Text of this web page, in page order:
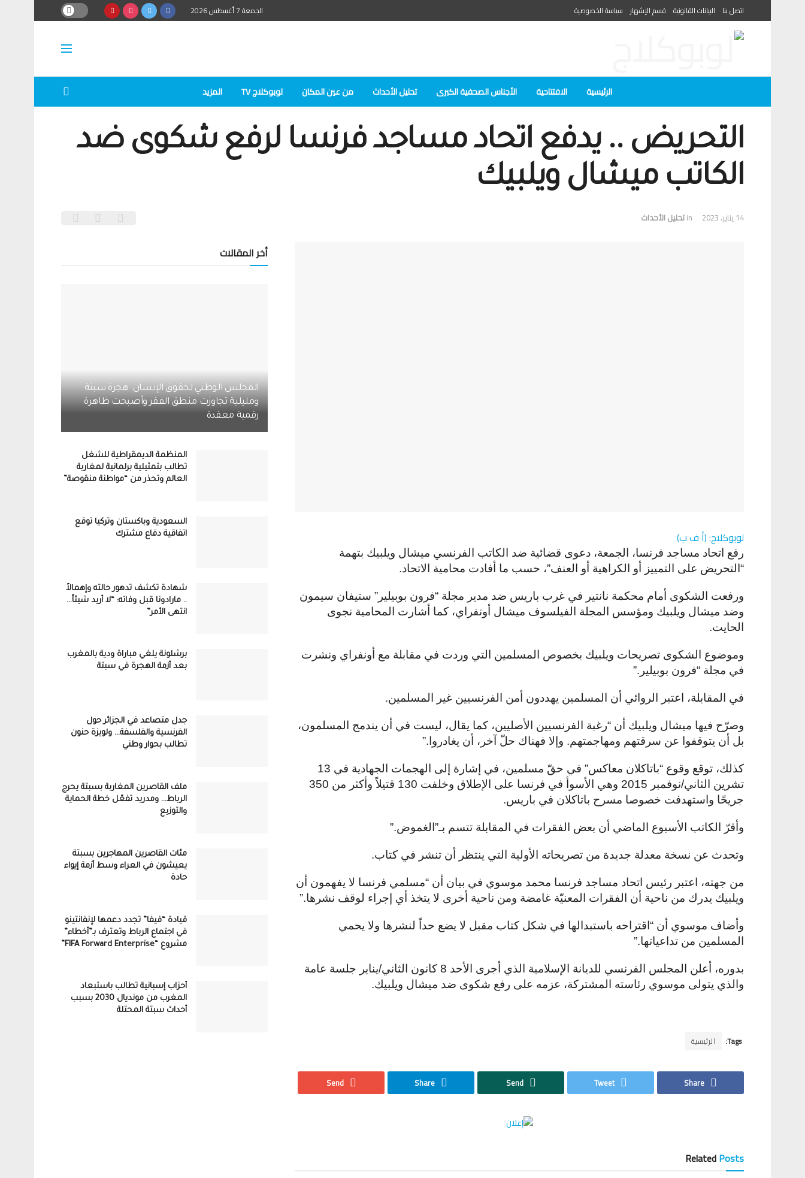
اتصل بنا البيانات القانونية قسم الإشهار سياسة الخصوصية الجمعة 7 أغسطس 2026
الرئيسية الافتتاحية الأجناس الصحفية الكبرى تحلیل الأحداث من عين المكان لوبوكلاج TV المزيد
التحريض .. يدفع اتحاد مساجد فرنسا لرفع شكوى ضد
الكاتب ميشال ويلبيك
14 يناير، 2023 inتحلیل الأحداث
لوبوكلاج: (أ ف ب)
رفع اتحاد مساجد فرنسا، الجمعة، دعوى قضائية ضد الكاتب الفرنسي ميشال ويلبيك بتهمة
“التحريض على التمييز أو الكراهية أو العنف”، حسب ما أفادت محامية الاتحاد.
ورفعت الشكوى أمام محكمة نانتير في غرب باريس ضد مدير مجلة “فرون بوبيلير” ستيفان سيمون
وضد ميشال ويلبيك ومؤسس المجلة الفيلسوف ميشال أونفراي، كما أشارت المحامية نجوى
الحايت.
وموضوع الشكوى تصريحات ويلبيك بخصوص المسلمين التي وردت في مقابلة مع أونفراي ونشرت
في مجلة “فرون بوبيلير ”.
في المقابلة، اعتبر الروائي أن المسلمين يهددون أمن الفرنسيين غير المسلمين.
وصرّح فيها ميشال ويلبيك أن “رغبة الفرنسيين الأصليين، كما يقال، ليست في أن يندمج المسلمون،
بل أن يتوقفوا عن سرقتهم ومهاجمتهم. وإلا فهناك حلّ آخر، أن يغادروا ”.
كذلك، توقع وقوع “باتاكلان معاكس” في حقّ مسلمين، في إشارة إلى الهجمات الجهادية في 13
تشرين الثاني/نوفمبر 2015 وهي الأسوأ في فرنسا على الإطلاق وخلفت 130 قتيلاً وأكثر من 350
جريحًا واستهدفت خصوصا مسرح باتاكلان في باريس.
وأقرّ الكاتب الأسبوع الماضي أن بعض الفقرات في المقابلة تتسم بـ”الغموض”.
وتحدث عن نسخة معدلة جديدة من تصريحاته الأولية التي ينتظر أن تنشر في كتاب.
من جهته، اعتبر رئيس اتحاد مساجد فرنسا محمد موسوي في بيان أن “مسلمي فرنسا لا يفهمون أن
ويلبيك يدرك من ناحية أن الفقرات المعنيّة غامضة ومن ناحية أخرى لا يتخذ أي إجراء لوقف نشرها”.
وأضاف موسوي أن “اقتراحه باستبدالها في شكل كتاب مقبل لا يضع حداً لنشرها ولا يحمي
المسلمين من تداعياتها”.
بدوره، أعلن المجلس الفرنسي للديانة الإسلامية الذي أجرى الأحد 8 كانون الثاني/يناير جلسة عامة
والذي يتولى موسوي رئاسته المشتركة، عزمه على رفع شكوى ضد ميشال ويلبيك.
Tags: الرئيسية
Share
Tweet
Send
Share
Send
RelatedPosts
أخر المقالات
المجلس الوطني لحقوق الإنسان: هجرة سبتة
ومليلية تجاوزت منطق الفقر وأصبحت ظاهرة
رقمية معقدة
المنظمة الديمقراطية للشغل
تطالب بتمثيلية برلمانية لمغاربة
العالم وتحذر من “مواطنة منقوصة”
السعودية وباكستان وتركيا توقع
اتفاقية دفاع مشترك
شهادة تكشف تدهور حالته وإهمالاً
.. مارادونا قبل وفاته: “لا أريد شيئاً…
انتهى الأمر”
برشلونة يلغي مباراة ودية بالمغرب
بعد أزمة الهجرة في سبتة
جدل متصاعد في الجزائر حول
الفرنسية والفلسفة… ولويزة حنون
تطالب بحوار وطني
ملف القاصرين المغاربة بسبتة يحرج
الرباط… ومدريد تفعّل خطة الحماية
والتوزيع
مئات القاصرين المهاجرين بسبتة
يعيشون في العراء وسط أزمة إيواء
حادة
قيادة “فيفا” تجدد دعمها لإنفانتينو
في اجتماع الرباط وتعترف بـ”أخطاء”
مشروع “FIFA Forward Enterprise”
أحزاب إسبانية تطالب باستبعاد
المغرب من مونديال 2030 بسبب
أحداث سبتة المحتلة